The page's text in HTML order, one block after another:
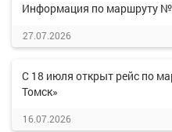
Информация по маршруту
27.07.2026
С 18 июля открыт рейс по
Томск»
16.07.2026